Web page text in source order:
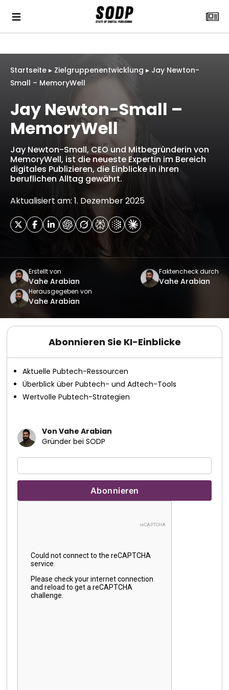
Startseite ▸ Zielgruppenentwicklung ▸ Jay Newton-
Small – MemoryWell
Jay Newton-Small –
MemoryWell
Jay Newton-Small, CEO und Mitbegründerin von
MemoryWell, ist die neueste Expertin im Bereich
digitales Publizieren, die Einblicke in ihren
beruflichen Alltag gewährt.
Aktualisiert am: 1. Dezember 2025
Erstellt von
Vahe Arabian
Faktencheck durch
Vahe Arabian
Herausgegeben von
Vahe Arabian
Abonnieren Sie KI-Einblicke
Aktuelle Pubtech-Ressourcen
Überblick über Pubtech- und Adtech-Tools
Wertvolle Pubtech-Strategien
Von Vahe Arabian
Gründer bei SODP